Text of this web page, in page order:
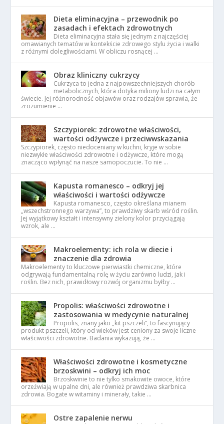
Dieta eliminacyjna – przewodnik po
zasadach i efektach zdrowotnych
Dieta eliminacyjna stała się jednym z najczęściej
omawianych tematów w kontekście zdrowego stylu życia i walki
z różnymi dolegliwościami. W obliczu rosnącej …
Obraz kliniczny cukrzycy
Cukrzyca to jedna z najpowszechniejszych chorób
metabolicznych, która dotyka miliony ludzi na całym
świecie. Jej różnorodność objawów oraz rodzajów sprawia, że
zrozumienie …
Szczypiorek: zdrowotne właściwości,
wartości odżywcze i przeciwwskazania
Szczypiorek, często niedoceniany w kuchni, kryje w sobie
niezwykłe właściwości zdrowotne i odżywcze, które mogą
znacząco wpłynąć na nasze samopoczucie. To nie …
Kapusta romanesco – odkryj jej
właściwości i wartości odżywcze
Kapusta romanesco, często określana mianem
„wszechstronnego warzywa”, to prawdziwy skarb wśród roślin.
Jej wyjątkowy kształt i intensywny zielony kolor przyciągają
wzrok, ale …
Makroelementy: ich rola w diecie i
znaczenie dla zdrowia
Makroelementy to kluczowe pierwiastki chemiczne, które
odgrywają fundamentalną rolę w życiu zarówno ludzi, jak i
roślin. Bez nich, prawidłowy rozwój organizmu byłby …
Propolis: właściwości zdrowotne i
zastosowania w medycynie naturalnej
Propolis, znany jako „kit pszczeli”, to fascynujący
produkt pszczeli, który od wieków jest ceniony za swoje liczne
właściwości zdrowotne. Badania wykazują, że …
Właściwości zdrowotne i kosmetyczne
brzoskwini – odkryj ich moc
Brzoskwinie to nie tylko smakowite owoce, które
orzeźwiają w upalne dni, ale również prawdziwa skarbnica
zdrowia. Bogate w witaminy i minerały, takie …
Ostre zapalenie nerwu